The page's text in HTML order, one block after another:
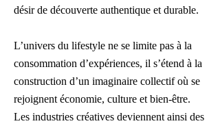
désir de découverte authentique et durable.
L’univers du lifestyle ne se limite pas à la
consommation d’expériences, il s’étend à la
construction d’un imaginaire collectif où se
rejoignent économie, culture et bien-être.
Les industries créatives deviennent ainsi des